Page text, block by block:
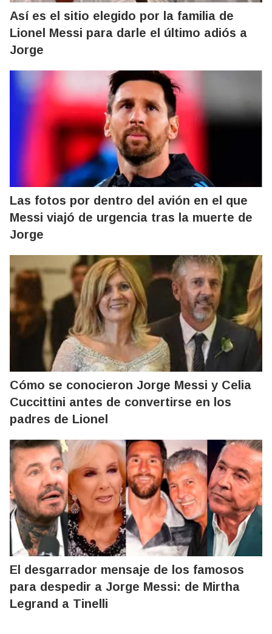
Así es el sitio elegido por la familia de
Lionel Messi para darle el último adiós a
Jorge
Las fotos por dentro del avión en el que
Messi viajó de urgencia tras la muerte de
Jorge
Cómo se conocieron Jorge Messi y Celia
Cuccittini antes de convertirse en los
padres de Lionel
El desgarrador mensaje de los famosos
para despedir a Jorge Messi: de Mirtha
Legrand a Tinelli